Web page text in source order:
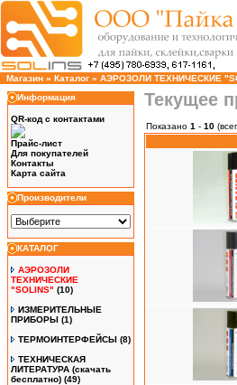
Магазин » Каталог » АЭРОЗОЛИ ТЕХНИЧЕСКИЕ
Информация
QR-код с контактами
Прайс-лист
Для покупателей
Контакты
Карта сайта
Производители
КАТАЛОГ
АЭРОЗОЛИ
ТЕХНИЧЕСКИЕ
"SOLINS" (10)
ИЗМЕРИТЕЛЬНЫЕ
ПРИБОРЫ (1)
ТЕРМОИНТЕРФЕЙСЫ (8)
ТЕХНИЧЕСКАЯ
ЛИТЕРАТУРА (скачать
бесплатно) (49)
Текущее
Показано 1 - 10